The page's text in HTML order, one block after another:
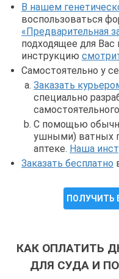
В нашем
воспользоваться
«Предварительная
подходящее для
инструкцию
Самостоятельно у
Заказать
специально
С помощью
ушными) ватных
аптеке. Наша
Заказать бесплатно
ПОЛУЧИТЬ
КАК ОПЛАТИТЬ
ДЛЯ СУДА И